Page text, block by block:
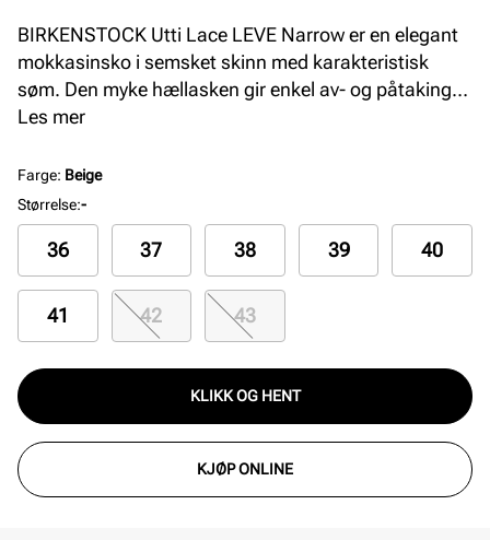
BIRKENSTOCK Utti Lace LEVE Narrow er en elegant
mokkasinsko i semsket skinn med karakteristisk
søm. Den myke hællasken gir enkel av- og påtaking,
mens den anatomisk formede, uttakbare Deep Blue-
dagen. Gummisålen gir godt grep og slitestyrke.
Perfekt for dame som ønsker tidløs stil og komfort.
Farge: Gray Taupe
Les mer
Farge: Beige
Størrelse:-
36 37 38 39 40
41 42 43
KLIKK OG HENT
KJØP ONLINE